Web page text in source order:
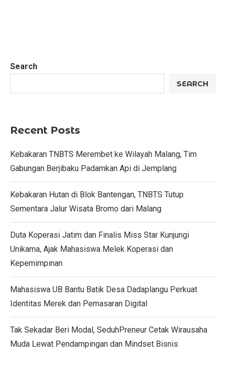
Search
SEARCH
Recent Posts
Kebakaran TNBTS Merembet ke Wilayah Malang, Tim
Gabungan Berjibaku Padamkan Api di Jemplang
Kebakaran Hutan di Blok Bantengan, TNBTS Tutup
Sementara Jalur Wisata Bromo dari Malang
Duta Koperasi Jatim dan Finalis Miss Star Kunjungi
Unikama, Ajak Mahasiswa Melek Koperasi dan
Kepemimpinan
Mahasiswa UB Bantu Batik Desa Dadaplangu Perkuat
Identitas Merek dan Pemasaran Digital
Tak Sekadar Beri Modal, SeduhPreneur Cetak Wirausaha
Muda Lewat Pendampingan dan Mindset Bisnis